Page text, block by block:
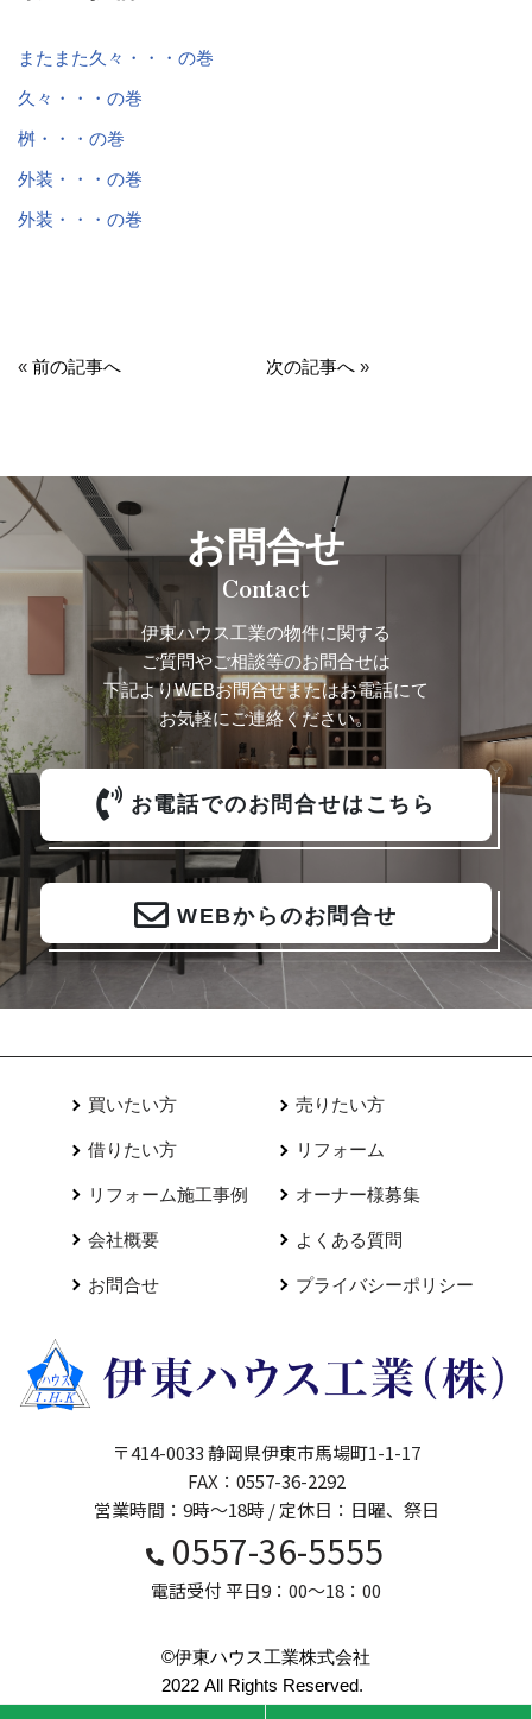
またまた久々・・・の巻
久々・・・の巻
桝・・・の巻
外装・・・の巻
外装・・・の巻
« 前の記事へ 次の記事へ »
お問合せ
Contact
伊東ハウス工業の物件に関する
ご質問やご相談等のお問合せは
下記よりWEBお問合せまたはお電話にて
お気軽にご連絡ください。
お電話でのお問合せはこちら
WEBからのお問合せ
買いたい方 売りたい方
借りたい方 リフォーム
リフォーム施工事例 オーナー様募集
会社概要 よくある質問
お問合せ プライバシーポリシー
〒414-0033 静岡県伊東市馬場町1-1-17
FAX：0557-36-2292
営業時間：9時～18時 / 定休日：日曜、祭日
0557-36-5555
電話受付 平日9：00～18：00
©伊東ハウス工業株式会社
2022 All Rights Reserved.